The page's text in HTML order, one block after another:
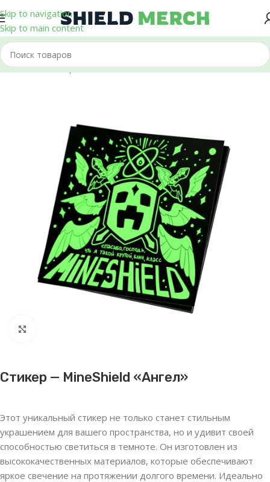
Skip to navigation
Skip to main content
Главная/Стикеры и Наклейки
Стикер — MineShield «Ангел»
Этот уникальный стикер не только станет стильным
украшением для вашего пространства, но и удивит своей
способностью светиться в темноте. Он изготовлен из
высококачественных материалов, которые обеспечивают
яркое свечение на протяжении долгого времени. Идеально